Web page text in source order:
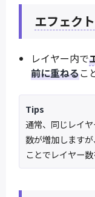
エフェクト
レイヤー内で
前に重ねるこ
Tips
通常、同じレイ
数が増加します
ことでレイヤー